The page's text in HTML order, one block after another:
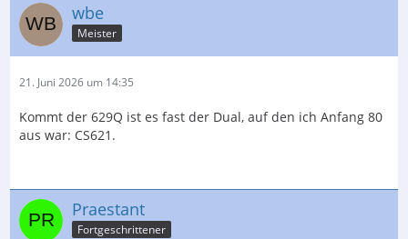
wbe
Meister
21. Juni 2026 um 14:35
Kommt der 629Q ist es fast der Dual, auf den ich Anfang 80
aus war: CS621.
Praestant
Fortgeschrittener